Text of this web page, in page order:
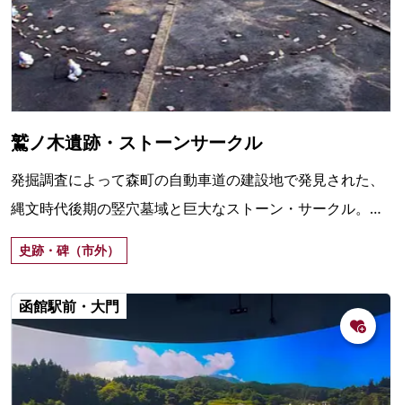
鷲ノ木遺跡・ストーンサークル
発掘調査によって森町の自動車道の建設地で発見された、
縄文時代後期の竪穴墓域と巨大なストーン・サークル。
2006年、国指定史跡に認定。
史跡・碑（市外）
函館駅前・大門